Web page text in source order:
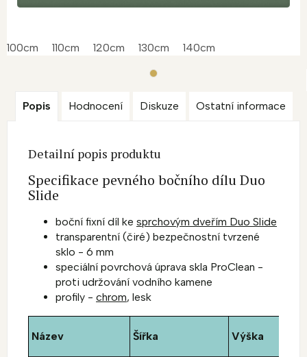
100cm 110cm 120cm 130cm 140cm
Popis Hodnocení Diskuze Ostatní informace
Detailní popis produktu
Specifikace pevného bočního dílu Duo
Slide
boční fixní díl ke sprchovým dveřím Duo Slide
transparentní (čiré) bezpečnostní tvrzené
sklo - 6 mm
speciální povrchová úprava skla ProClean -
proti udržování vodního kamene
profily - chrom, lesk
Název Šířka Výška